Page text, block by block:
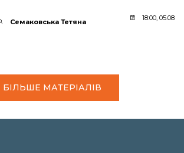
Семаковська Тетяна 18:00,
БІЛЬШЕ МАТЕРІАЛІВ